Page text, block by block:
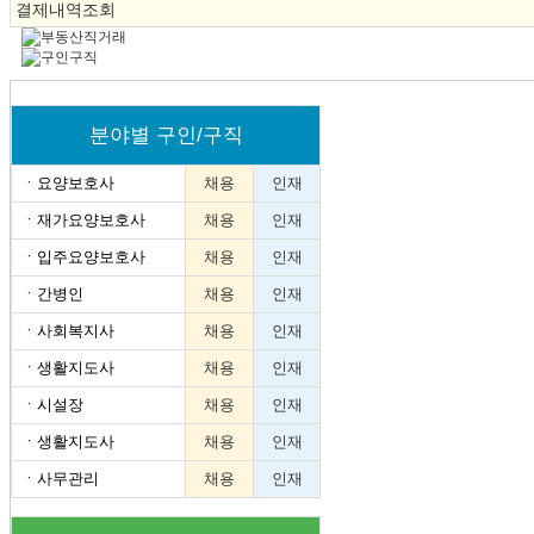
결제내역조회
분야별 구인/구직
ㆍ 요양보호사 채용 인재
ㆍ 재가요양보호사 채용 인재
ㆍ 입주요양보호사 채용 인재
ㆍ 간병인 채용 인재
ㆍ 사회복지사 채용 인재
ㆍ 생활지도사 채용 인재
ㆍ 시설장 채용 인재
ㆍ 생활지도사 채용 인재
ㆍ 사무관리 채용 인재